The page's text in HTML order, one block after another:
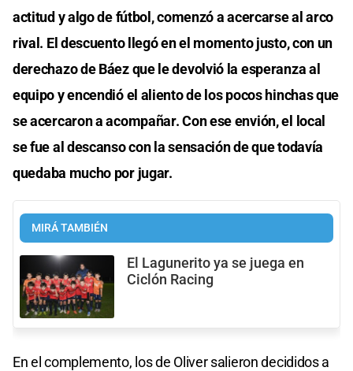
actitud y algo de fútbol, comenzó a acercarse al arco
rival. El descuento llegó en el momento justo, con un
derechazo de Báez que le devolvió la esperanza al
equipo y encendió el aliento de los pocos hinchas que
se acercaron a acompañar. Con ese envión, el local
se fue al descanso con la sensación de que todavía
quedaba mucho por jugar.
MIRÁ TAMBIÉN
El Lagunerito ya se juega en
Ciclón Racing
En el complemento, los de Oliver salieron decididos a